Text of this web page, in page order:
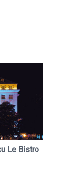
Le Bistro